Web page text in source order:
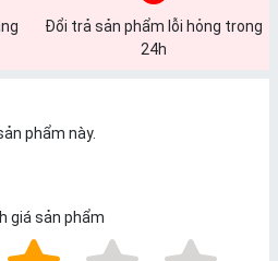
Đổi trả sản phẩm lỗi hỏng trong
24h
phẩm này.
giá sản phẩm